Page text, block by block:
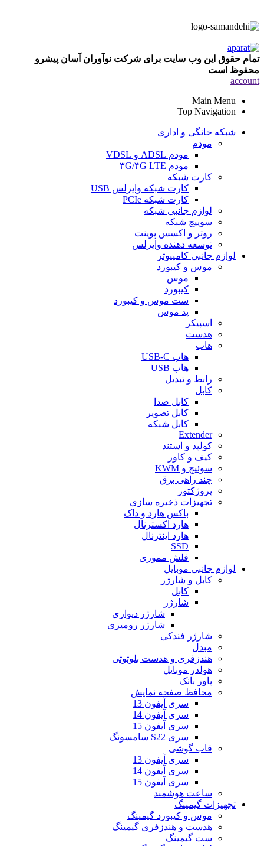
تمام حقوق این وب سایت برای شرکت نوآوران آسان پیشرو
محفوظ است
account
Main Menu
Top Navigation
شبکه خانگی و اداری
مودم
مودم ADSL و VDSL
مودم ۳G/۴G LTE
کارت شبکه
کارت شبکه وایرلس USB
کارت شبکه PCIe
لوازم جانبی شبکه
سوییچ شبکه
روتر و اکسس پوینت
توسعه دهنده وایرلس
لوازم جانبی کامپیوتر
موس و کیبورد
موس
کیبورد
ست موس و کیبورد
پد موس
اسپیکر
هدست
هاب
هاب USB-C
هاب USB
رابط و تبدیل
کابل
کابل صدا
کابل تصویر
کابل شبکه
Extender
کولپد و استند
کیف و کاور
سوئیچ و KWM
چند راهی برق
پروژکتور
تجهیزات ذخیره سازی
باکس هارد و داک
هارد اکسترنال
هارد اینترنال
SSD
فلش مموری
لوازم جانبی موبایل
کابل و شارژر
کابل
شارژر
شارژر دیواری
شارژر رومیزی
شارژر فندکی
مبدل
هندزفری و هدست بلوتوثی
هولدر موبایل
پاور بانک
محافظ صفحه نمایش
سری آیفون 13
سری آیفون 14
سری آیفون 15
سری S22 سامسونگ
قاب گوشی
سری آیفون 13
سری آیفون 14
سری آیفون 15
ساعت هوشمند
تجهیزات گیمینگ
موس و کیبورد گیمینگ
هدست و هندزفری گیمینگ
ست گیمینگ